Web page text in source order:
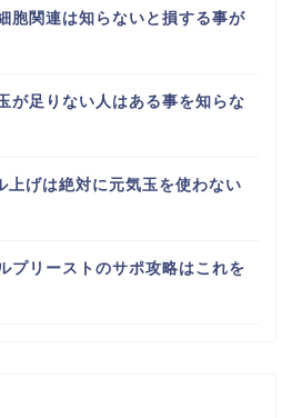
胞関連は知らないと損する事が
が足りない人はある事を知らな
上げは絶対に元気玉を使わない
プリーストのサポ攻略はこれを